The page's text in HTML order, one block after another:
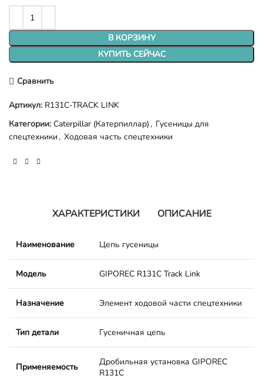
В КОРЗИНУ
КУПИТЬ СЕЙЧАС
Сравнить
Артикул: R131C-TRACK LINK
Категории: Caterpillar (Катерпиллар) , Гусеницы для
спецтехники , Ходовая часть спецтехники
ХАРАКТЕРИСТИКИ ОПИСАНИЕ
Наименование Цепь гусеницы
Модель GIPOREC R131C Track Link
Назначение Элемент ходовой части спецтехники
Тип детали Гусеничная цепь
Применяемость
Дробильная установка GIPOREC
R131C